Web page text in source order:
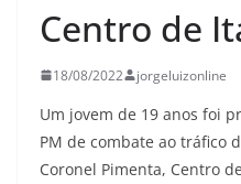
Centro de
18/08/2022 jorgeluizonline
Um jovem de 19 anos foi
PM de combate ao tráfico
Coronel Pimenta, Centro